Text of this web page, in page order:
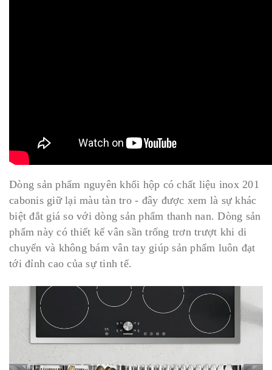
Dòng sản phẩm nguyên khối hộp có chất liệu inox 201
cabonis giữ lại màu tàn tro - đây được xem là sự khác
biệt đắt giá so với dòng sản phẩm thanh nan. Dòng sản
phẩm này có thiết kế vân sần trống trơn trượt khi di
chuyển và không bám vân tay giúp sản phẩm luôn đạt
tới đỉnh cao của sự tinh tế.